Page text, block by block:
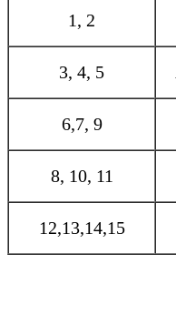
1, 2
3, 4, 5
6,7, 9
8, 10, 11
12,13,14,15